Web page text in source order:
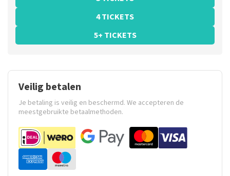
4 TICKETS
5+ TICKETS
Veilig betalen
Je betaling is veilig en beschermd. We accepteren de
meestgebruikte betaalmethoden.